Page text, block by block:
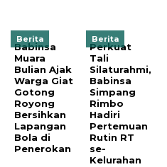
Berita
Babinsa
Muara
Bulian Ajak
Warga Giat
Gotong
Royong
Bersihkan
Lapangan
Bola di
Penerokan
Berita
Perkuat
Tali
Silaturahmi,
Babinsa
Simpang
Rimbo
Hadiri
Pertemuan
Rutin RT
se-
Kelurahan